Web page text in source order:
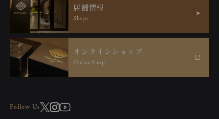
店舗情報
Shops
オ ン ラ イ ン シ ョ ッ プ
Online Shop
Follow Us
こちらから